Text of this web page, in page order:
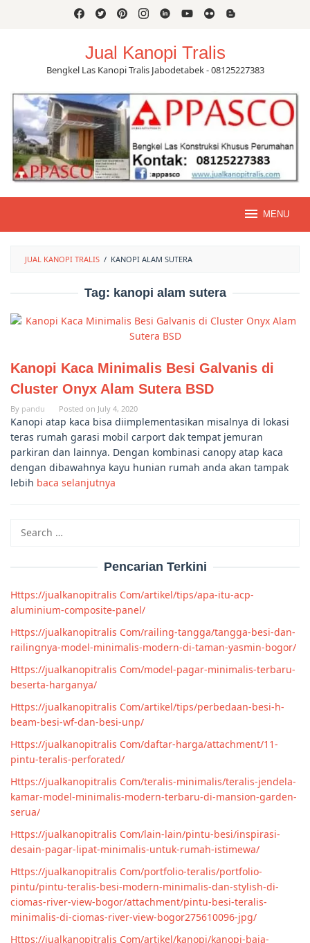
Jual Kanopi Tralis
Bengkel Las Kanopi Tralis Jabodetabek - 08125227383
MENU
JUAL KANOPI TRALIS / KANOPI ALAM SUTERA
Tag: kanopi alam sutera
Kanopi Kaca Minimalis Besi Galvanis di
Cluster Onyx Alam Sutera BSD
By pandu Posted on July 4, 2020
Kanopi atap kaca bisa diimplementasikan misalnya di lokasi
teras rumah garasi mobil carport dak tempat jemuran
parkiran dan lainnya. Dengan kombinasi canopy atap kaca
dengan dibawahnya kayu hunian rumah anda akan tampak
lebih baca selanjutnya
for:
Pencarian Terkini
Https://jualkanopitralis Com/artikel/tips/apa-itu-acp-
aluminium-composite-panel/
Https://jualkanopitralis Com/railing-tangga/tangga-besi-dan-
railingnya-model-minimalis-modern-di-taman-yasmin-bogor/
Https://jualkanopitralis Com/model-pagar-minimalis-terbaru-
beserta-harganya/
Https://jualkanopitralis Com/artikel/tips/perbedaan-besi-h-
beam-besi-wf-dan-besi-unp/
Https://jualkanopitralis Com/daftar-harga/attachment/11-
pintu-teralis-perforated/
Https://jualkanopitralis Com/teralis-minimalis/teralis-jendela-
kamar-model-minimalis-modern-terbaru-di-mansion-garden-
serua/
Https://jualkanopitralis Com/lain-lain/pintu-besi/inspirasi-
desain-pagar-lipat-minimalis-untuk-rumah-istimewa/
Https://jualkanopitralis Com/portfolio-teralis/portfolio-
pintu/pintu-teralis-besi-modern-minimalis-dan-stylish-di-
ciomas-river-view-bogor/attachment/pintu-besi-teralis-
minimalis-di-ciomas-river-view-bogor275610096-jpg/
Https://jualkanopitralis Com/artikel/kanopi/kanopi-baja-